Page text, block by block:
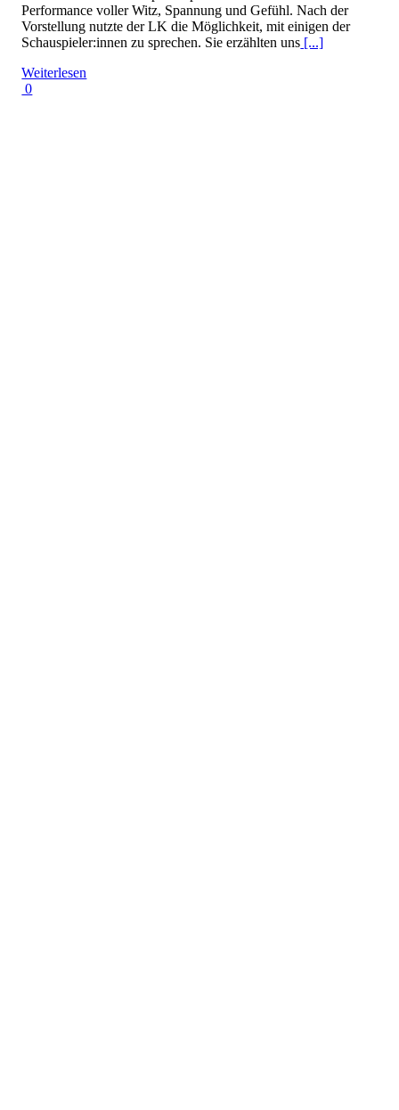
Performance voller Witz, Spannung und Gefühl. Nach der
Vorstellung nutzte der LK die Möglichkeit, mit einigen der
Schauspieler:innen zu sprechen. Sie erzählten uns [...]
Weiterlesen
0